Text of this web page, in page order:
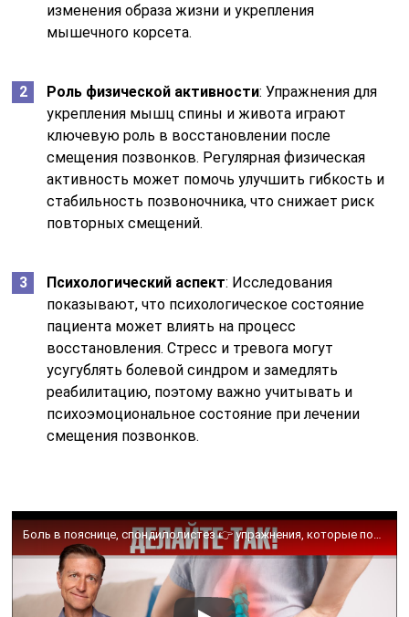
изменения образа жизни и укрепления
мышечного корсета.
Роль физической активности: Упражнения для
укрепления мышц спины и живота играют
ключевую роль в восстановлении после
смещения позвонков. Регулярная физическая
активность может помочь улучшить гибкость и
стабильность позвоночника, что снижает риск
повторных смещений.
Психологический аспект: Исследования
показывают, что психологическое состояние
пациента может влиять на процесс
восстановления. Стресс и тревога могут
усугублять болевой синдром и замедлять
реабилитацию, поэтому важно учитывать и
психоэмоциональное состояние при лечении
смещения позвонков.
Боль в пояснице, спондилолистез 👉 упражнения, которые помогут!